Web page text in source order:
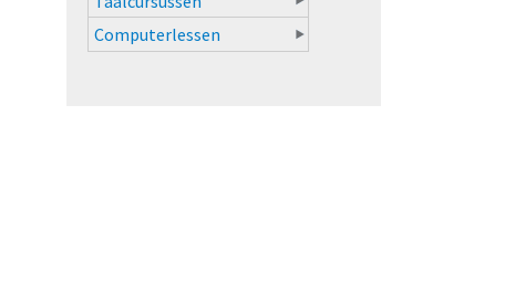
Computerlessen